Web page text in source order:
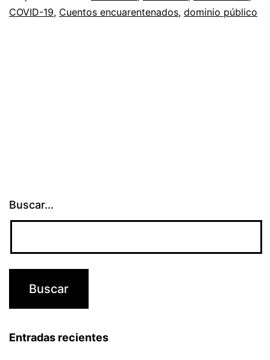
COVID-19, Cuentos encuarentenados, dominio público
Buscar...
Entradas recientes